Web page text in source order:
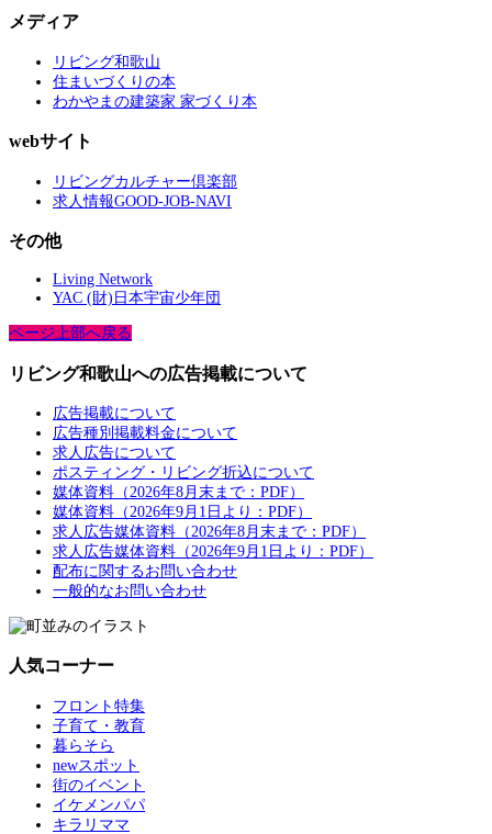
メディア
リビング和歌山
住まいづくりの本
わかやまの建築家 家づくり本
webサイト
リビングカルチャー倶楽部
求人情報GOOD-JOB-NAVI
その他
Living Network
YAC (財)日本宇宙少年団
ページ上部へ戻る
リビング和歌山への広告掲載について
広告掲載について
広告種別掲載料金について
求人広告について
ポスティング・リビング折込について
媒体資料（2026年8月末まで：PDF）
媒体資料（2026年9月1日より：PDF）
求人広告媒体資料（2026年8月末まで：PDF）
求人広告媒体資料（2026年9月1日より：PDF）
配布に関するお問い合わせ
一般的なお問い合わせ
人気コーナー
フロント特集
子育て・教育
暮らそら
newスポット
街のイベント
イケメンパパ
キラリママ